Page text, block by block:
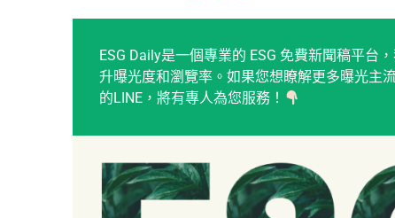
ESG Daily是一個專業的 ESG 免費新聞稿平台
升曝光度和瀏覽率。如果您想瞭解更多曝光主
的LINE，將有專人為您服務！